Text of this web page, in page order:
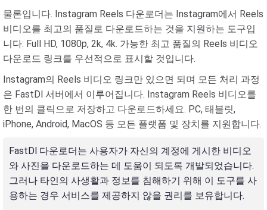
물론입니다. Instagram Reels 다운로더는 Instagram에서 Reels
비디오를 최고의 품질로 다운로드하는 것을 지원하는 도구입
니다: Full HD, 1080p, 2k, 4k. 가능한 최고 품질의 Reels 비디오
다운로드 링크를 우선적으로 표시할 것입니다.
Instagram의 Reels 비디오 링크만 있으면 되며 모든 처리 과정
은 FastDl 서버에서 이루어집니다. Instagram Reels 비디오를
한 번의 클릭으로 저장하고 다운로드하세요. PC, 태블릿,
iPhone, Android, MacOS 등 모든 플랫폼 및 장치를 지원합니다.
FastDl 다운로더는 사용자가 자신의 계정에 게시한 비디오
와 사진을 다운로드하는 데 도움이 되도록 개발되었습니다.
그러나 타인의 사생활과 정보를 침해하기 위해 이 도구를 사
용하는 경우 서비스를 제공하지 않을 권리를 보유합니다.